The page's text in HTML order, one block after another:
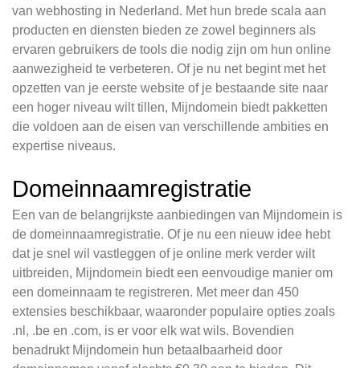
van webhosting in Nederland. Met hun brede scala aan
producten en diensten bieden ze zowel beginners als
ervaren gebruikers de tools die nodig zijn om hun online
aanwezigheid te verbeteren. Of je nu net begint met het
opzetten van je eerste website of je bestaande site naar
een hoger niveau wilt tillen, Mijndomein biedt pakketten
die voldoen aan de eisen van verschillende ambities en
expertise niveaus.
Domeinnaamregistratie
Een van de belangrijkste aanbiedingen van Mijndomein is
de domeinnaamregistratie. Of je nu een nieuw idee hebt
dat je snel wil vastleggen of je online merk verder wilt
uitbreiden, Mijndomein biedt een eenvoudige manier om
een domeinnaam te registreren. Met meer dan 450
extensies beschikbaar, waaronder populaire opties zoals
.nl, .be en .com, is er voor elk wat wils. Bovendien
benadrukt Mijndomein hun betaalbaarheid door